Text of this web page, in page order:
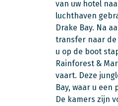
van uw hotel
luchthaven
Drake Bay. Na
transfer naar de
u op de boot
Rainforest &
vaart. Deze
Bay, waar u
De kamers zijn